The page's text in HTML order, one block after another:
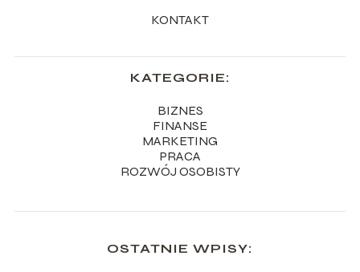
KONTAKT
KATEGORIE:
BIZNES
FINANSE
MARKETING
PRACA
ROZWÓJ OSOBISTY
OSTATNIE WPISY: